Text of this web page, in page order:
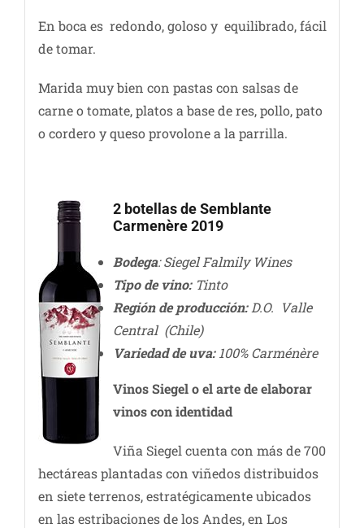
En boca es redondo, goloso y equilibrado, fácil
de tomar.
Marida muy bien con pastas con salsas de
carne o tomate, platos a base de res, pollo, pato
o cordero y queso provolone a la parrilla.
2 botellas de Semblante
Carmenère 2019
Bodega: Siegel Falmily Wines
Tipo de vino:Tinto
Región de producción:D.O. Valle
Central (Chile)
Variedad de uva:100% Carménère
Vinos Siegel o el arte de elaborar
vinos con identidad
Viña Siegel cuenta con más de 700
hectáreas plantadas con viñedos distribuidos
en siete terrenos, estratégicamente ubicados
en las estribaciones de los Andes, en Los